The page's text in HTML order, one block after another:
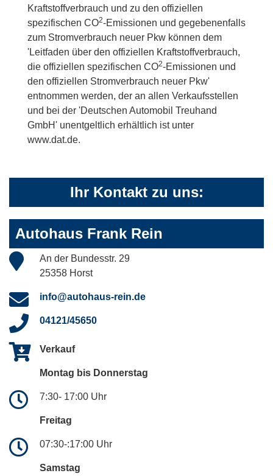
Kraftstoffverbrauch und zu den offiziellen
spezifischen CO2-Emissionen und gegebenenfalls
zum Stromverbrauch neuer Pkw können dem
'Leitfaden über den offiziellen Kraftstoffverbrauch,
die offiziellen spezifischen CO2-Emissionen und
den offiziellen Stromverbrauch neuer Pkw'
entnommen werden, der an allen Verkaufsstellen
und bei der 'Deutschen Automobil Treuhand
GmbH' unentgeltlich erhältlich ist unter
www.dat.de.
Ihr Kontakt zu uns:
Autohaus Frank Rein
An der Bundesstr. 29
25358 Horst
info@autohaus-rein.de
04121/45650
Verkauf
Montag bis Donnerstag
7:30- 17:00 Uhr
Freitag
07:30-:17:00 Uhr
Samstag